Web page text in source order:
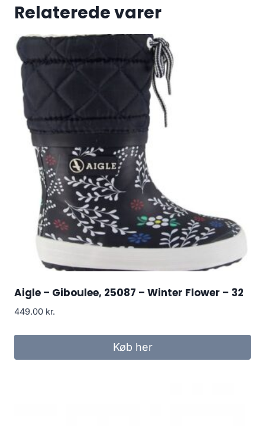
Relaterede varer
Aigle – Giboulee, 25087 – Winter Flower – 32
449.00 kr.
Køb her